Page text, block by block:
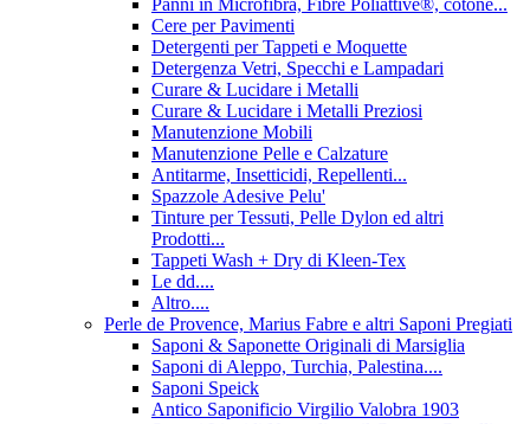
Panni in Microfibra, Fibre Poliattive®, cotone...
Cere per Pavimenti
Detergenti per Tappeti e Moquette
Detergenza Vetri, Specchi e Lampadari
Curare & Lucidare i Metalli
Curare & Lucidare i Metalli Preziosi
Manutenzione Mobili
Manutenzione Pelle e Calzature
Antitarme, Insetticidi, Repellenti...
Spazzole Adesive Pelu'
Tinture per Tessuti, Pelle Dylon ed altri
Prodotti...
Tappeti Wash + Dry di Kleen-Tex
Le dd....
Altro....
Perle de Provence, Marius Fabre e altri Saponi Pregiati
Saponi & Saponette Originali di Marsiglia
Saponi di Aleppo, Turchia, Palestina....
Saponi Speick
Antico Saponificio Virgilio Valobra 1903